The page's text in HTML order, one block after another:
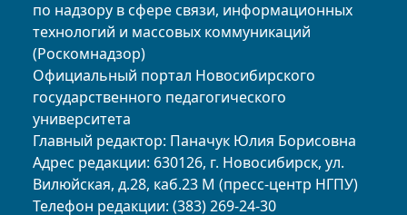
по надзору в сфере связи, информационных
технологий и массовых коммуникаций
(Роскомнадзор)
Официальный портал Новосибирского
государственного педагогического
университета
Главный редактор: Паначук Юлия Борисовна
Адрес редакции: 630126, г. Новосибирск, ул.
Вилюйская, д.28, каб.23 М (пресс-центр НГПУ)
Телефон редакции: (383) 269-24-30